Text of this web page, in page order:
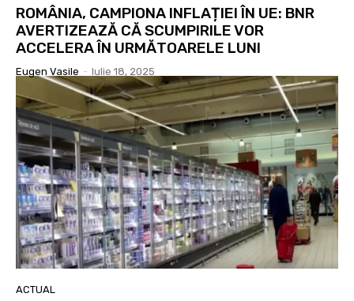
ROMÂNIA, CAMPIONA INFLAȚIEI ÎN UE: BNR
AVERTIZEAZĂ CĂ SCUMPIRILE VOR
ACCELERA ÎN URMĂTOARELE LUNI
Eugen Vasile - Iulie 18, 2025
ACTUAL